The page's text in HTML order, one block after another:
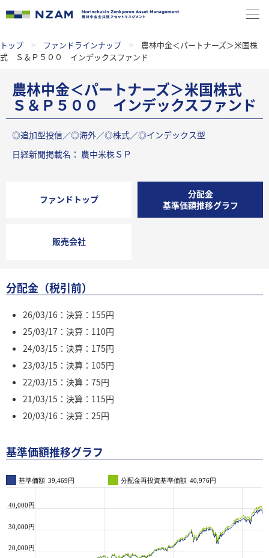
トップ > ファンドラインナップ >
農林中金＜パートナーズ＞米国株
式 Ｓ＆Ｐ５００ インデックスファンド
農林中金＜パートナーズ＞米国株式
Ｓ＆Ｐ５００ インデックスファンド
◎追加型投信／◎海外／◎株式／◎インデックス型
日経新聞掲載名： 農中米株ＳＰ
ファンドトップ
分配金
基準価額推移グラフ
販売会社
分配金（税引前）
26/03/16：決算：155円
25/03/17：決算：110円
24/03/15：決算：175円
23/03/15：決算：105円
22/03/15：決算：75円
21/03/15：決算：115円
20/03/16：決算：25円
基準価額推移グラフ
基準価額 39,469円 分配金再投資基準価額 40,976円
20,000円
30,000円
40,000円